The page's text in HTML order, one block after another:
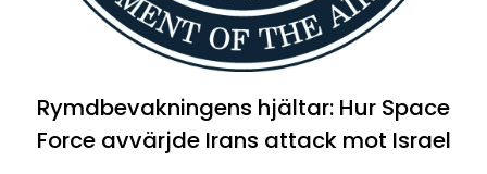
Rymdbevakningens hjältar: Hur Space
Force avvärjde Irans attack mot Israel